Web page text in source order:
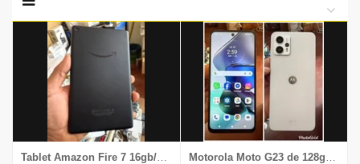
Tablet Amazon Fire 7 16gb/2gb ram pantalla de 7 ̈ 1 mes de garantia
Motorola Moto G23 de 128gb y 4gb ram carga 1Mes de Garantia